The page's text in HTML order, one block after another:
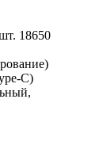
18650
C)